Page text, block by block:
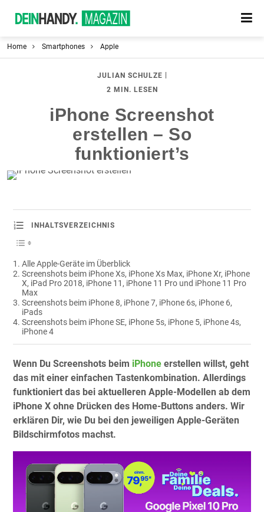
Home Smartphones Apple
JULIAN SCHULZE
2 MIN. LESEN
iPhone Screenshot
erstellen – So
funktioniert’s
INHALTSVERZEICHNIS
Alle Apple-Geräte im Überblick
Screenshots beim iPhone Xs, iPhone Xs Max, iPhone Xr, iPhone
X, iPad Pro 2018, iPhone 11, iPhone 11 Pro und iPhone 11 Pro
Max
Screenshots beim iPhone 8, iPhone 7, iPhone 6s, iPhone 6,
iPads
Screenshots beim iPhone SE, iPhone 5s, iPhone 5, iPhone 4s,
iPhone 4
Wenn Du Screenshots beim iPhone erstellen willst, geht
das mit einer einfachen Tastenkombination. Allerdings
funktioniert das bei aktuelleren Apple-Modellen ab dem
iPhone X ohne Drücken des Home-Buttons anders. Wir
erklären Dir, wie Du bei den jeweiligen Apple-Geräten
Bildschirmfotos machst.